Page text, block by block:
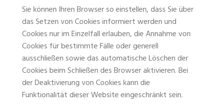
Sie können Ihren Browser so einstellen, dass Sie über
das Setzen von Cookies informiert werden und
Cookies nur im Einzelfall erlauben, die Annahme von
Cookies für bestimmte Fälle oder generell
ausschließen sowie das automatische Löschen der
Cookies beim Schließen des Browser aktivieren. Bei
der Deaktivierung von Cookies kann die
Funktionalität dieser Website eingeschränkt sein.